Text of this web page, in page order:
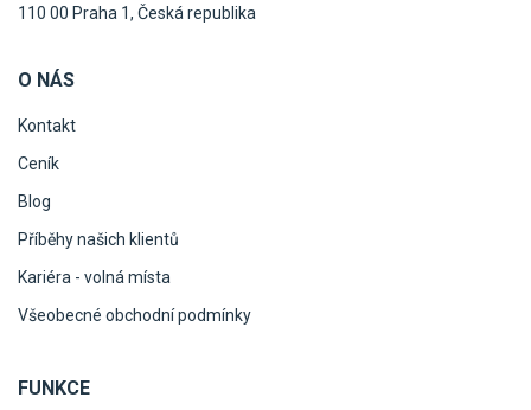
110 00 Praha 1, Česká republika
O NÁS
Kontakt
Ceník
Blog
Příběhy našich klientů
Kariéra - volná místa
Všeobecné obchodní podmínky
FUNKCE